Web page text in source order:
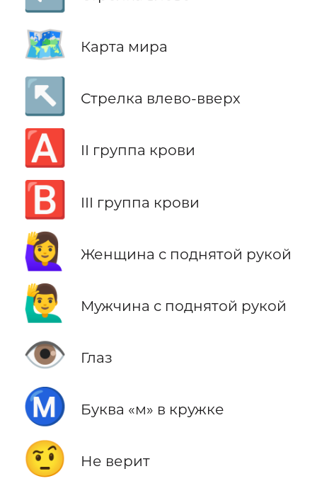
🗺️ Карта мира
↖️ Стрелка влево-вверх
🅰️ II группа крови
🅱️ III группа крови
🙋‍♀️ Женщина с поднятой рукой
🙋‍♂️ Мужчина с поднятой рукой
👁️ Глаз
Ⓜ️ Буква «м» в кружке
🤨 Не верит